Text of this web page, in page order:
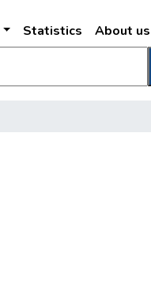
Statistics About us